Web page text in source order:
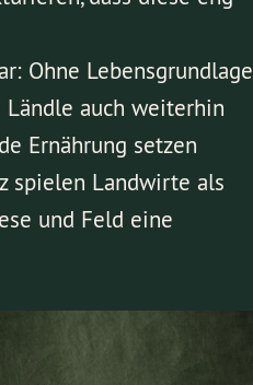
Ohne Lebensgrundlage
auch weiterhin
Ernährung setzen
spielen Landwirte als
und Feld eine